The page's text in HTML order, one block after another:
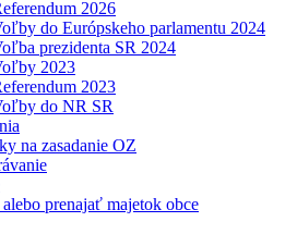
2026
do Európskeho parlamentu 2024
prezidenta SR 2024
2023
2023
do NR SR
na zasadanie OZ
prenajať majetok obce